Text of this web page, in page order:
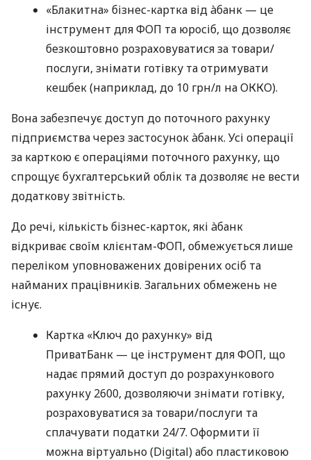
«Блакитна» бізнес-картка від àбанк — це
інструмент для ФОП та юросіб, що дозволяє
безкоштовно розраховуватися за товари/
послуги, знімати готівку та отримувати
кешбек (наприклад, до 10 грн/л на ОККО).
Вона забезпечує доступ до поточного рахунку
підприємства через застосунок àбанк. Усі операції
за карткою є операціями поточного рахунку, що
спрощує бухгалтерський облік та дозволяє не вести
додаткову звітність.
До речі, кількість бізнес-карток, які àбанк
відкриває своїм клієнтам-ФОП, обмежується лише
переліком уповноважених довірених осіб та
найманих працівників. Загальних обмежень не
існує.
Картка «Ключ до рахунку» від
ПриватБанк — це інструмент для ФОП, що
надає прямий доступ до розрахункового
рахунку 2600, дозволяючи знімати готівку,
розраховуватися за товари/послуги та
сплачувати податки 24/7. Оформити її
можна віртуально (Digital) або пластиковою